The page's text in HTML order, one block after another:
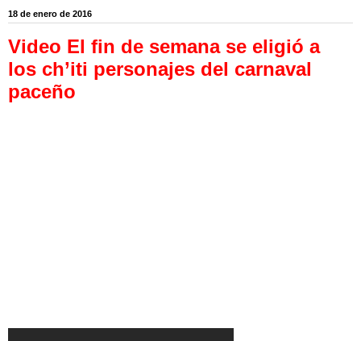
18 de enero de 2016
Video El fin de semana se eligió a
los ch’iti personajes del carnaval
paceño